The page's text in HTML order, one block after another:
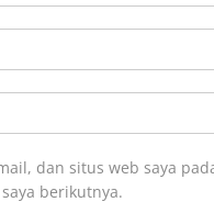
dan situs web saya
berikutnya.